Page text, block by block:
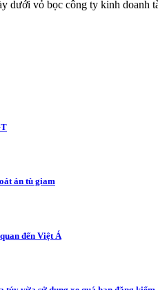
dưới vỏ bọc công ty kinh doanh
án tù giam
đến Việt Á